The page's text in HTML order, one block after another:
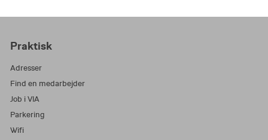
Praktisk
Adresser
Find en medarbejder
Job i VIA
Parkering
Wifi